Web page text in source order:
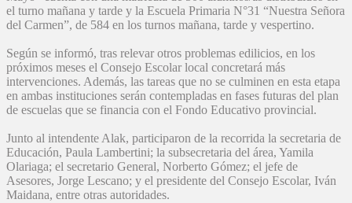
el turno mañana y tarde y la Escuela Primaria N°31 “Nuestra Señora
del Carmen”, de 584 en los turnos mañana, tarde y vespertino.
Según se informó, tras relevar otros problemas edilicios, en los
próximos meses el Consejo Escolar local concretará más
intervenciones. Además, las tareas que no se culminen en esta etapa
en ambas instituciones serán contempladas en fases futuras del plan
de escuelas que se financia con el Fondo Educativo provincial.
Junto al intendente Alak, participaron de la recorrida la secretaria de
Educación, Paula Lambertini; la subsecretaria del área, Yamila
Olariaga; el secretario General, Norberto Gómez; el jefe de
Asesores, Jorge Lescano; y el presidente del Consejo Escolar, Iván
Maidana, entre otras autoridades.